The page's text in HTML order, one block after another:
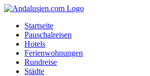
Startseite
Pauschalreisen
Hotels
Ferienwohnungen
Rundreise
Städte